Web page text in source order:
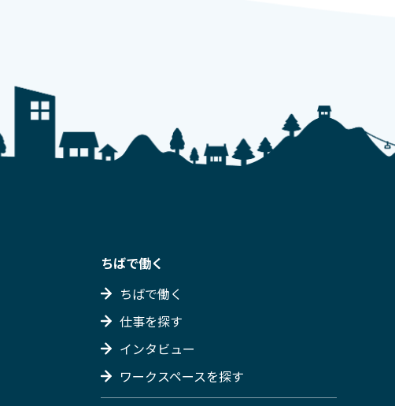
ちばで働く
ちばで働く
仕事を探す
インタビュー
ワークスペースを探す